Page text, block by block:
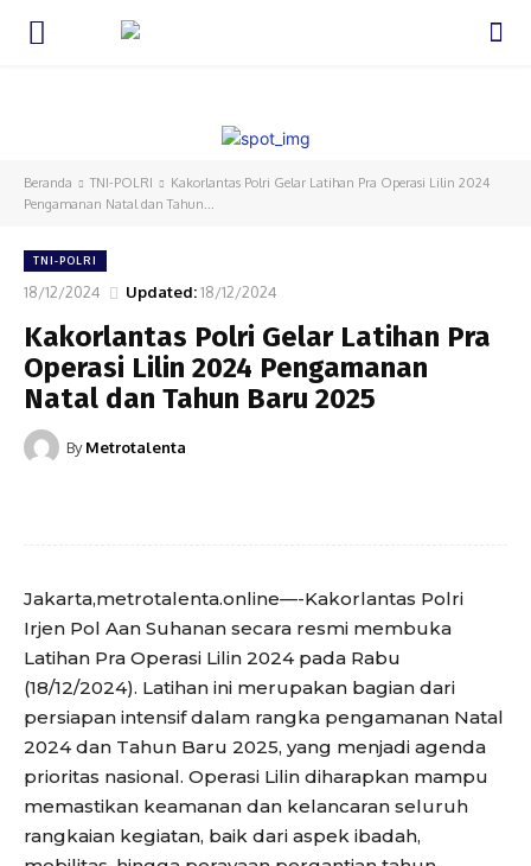
Beranda TNI-POLRI
Kakorlantas Polri Gelar Latihan Pra Operasi Lilin 2024
Pengamanan Natal dan Tahun...
TNI-POLRI
18/12/2024 Updated:18/12/2024
Kakorlantas Polri Gelar Latihan Pra
Operasi Lilin 2024 Pengamanan
Natal dan Tahun Baru 2025
By Metrotalenta
Jakarta,metrotalenta.online—-Kakorlantas Polri
Irjen Pol Aan Suhanan secara resmi membuka
Latihan Pra Operasi Lilin 2024 pada Rabu
(18/12/2024). Latihan ini merupakan bagian dari
persiapan intensif dalam rangka pengamanan Natal
2024 dan Tahun Baru 2025, yang menjadi agenda
prioritas nasional. Operasi Lilin diharapkan mampu
memastikan keamanan dan kelancaran seluruh
rangkaian kegiatan, baik dari aspek ibadah,